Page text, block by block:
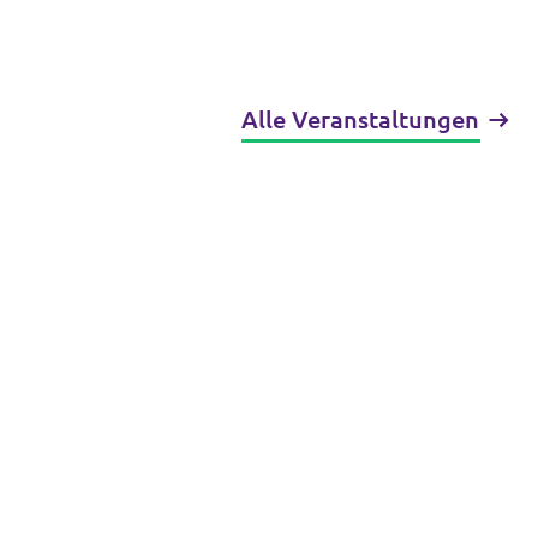
Alle Veranstaltungen